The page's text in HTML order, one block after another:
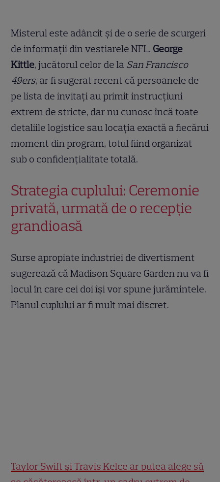
Misterul este adâncit și de o serie de scurgeri
de informații din vestiarele NFL. George
Kittle, jucătorul celor de la San Francisco
49ers, ar fi sugerat recent că persoanele de
pe lista de invitați au primit instrucțiuni
extrem de stricte, dar nu cunosc încă toate
detaliile logistice sau locația exactă a fiecărui
moment din program, totul fiind organizat
sub o confidențialitate totală.
Strategia cuplului: Ceremonie
privată, urmată de o recepție
grandioasă
Surse apropiate industriei de divertisment
sugerează că Madison Square Garden nu va fi
locul în care cei doi își vor spune jurămintele.
Planul cuplului ar fi mult mai discret.
Taylor Swift și Travis Kelce ar putea alege să